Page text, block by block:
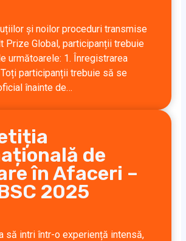
și noilor proceduri transmise
Prize Global, participanții trebuie
următoarele: 1. Înregistrarea
participanții trebuie să se
înainte de…
de
în Afaceri –
2025
să intri într-o experiență intensă,